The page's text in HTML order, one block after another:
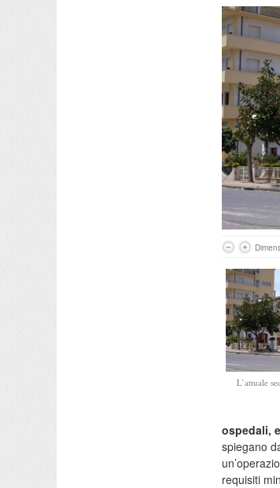
L’attuale
ospedali,
spiegano
requisiti